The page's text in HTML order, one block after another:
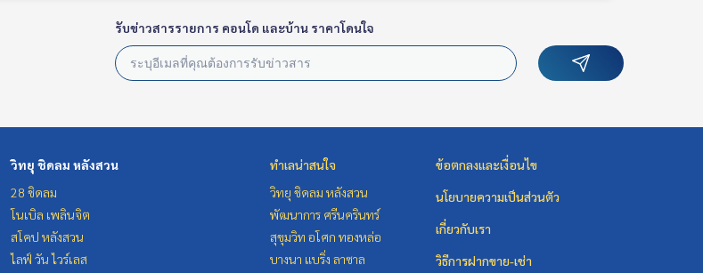
รับข่าวสารรายการ คอนโด และบ้าน ราคาโดนใจ
วิทยุ ชิดลม หลังสวน
28 ชิดลม
โนเบิล เพลินจิต
สโคป หลังสวน
ไลฟ์ วัน ไวร์เลส
ทำเลน่าสนใจ
วิทยุ ชิดลม หลังสวน
พัฒนาการ ศรีนครินทร์
สุขุมวิท อโศก ทองหล่อ
บางนา แบริ่ง ลาซาล
ข้อตกลงและเงื่อนไข
นโยบายความเป็นส่วนตัว
เกี่ยวกับเรา
วิธีการฝากขาย-เช่า